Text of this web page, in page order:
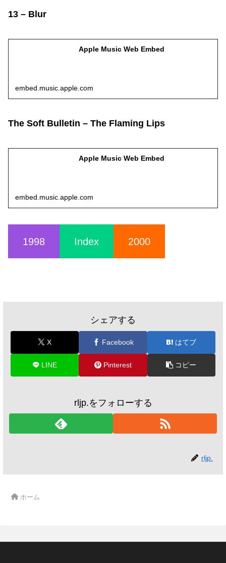
13 – Blur
Apple Music Web Embed
embed.music.apple.com
The Soft Bulletin – The Flaming Lips
Apple Music Web Embed
embed.music.apple.com
1998 Index 2000
シェアする
X Facebook はてブ
LINE Pinterest コピー
rljp.をフォローする
rljp.
ホーム